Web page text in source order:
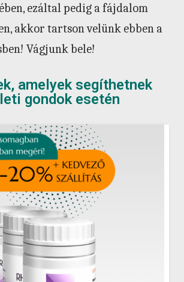
ezáltal pedig a fájdalom
akkor tartson velünk ebben a
Vágjunk bele!
amelyek segíthetnek
gondok esetén